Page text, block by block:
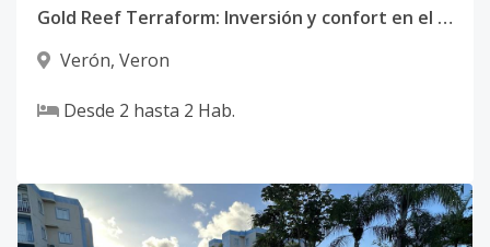
Gold Reef Terraform: Inversión y confort en el corazón de Punta Cana
Verón, Veron
Desde 2 hasta 2 Hab.